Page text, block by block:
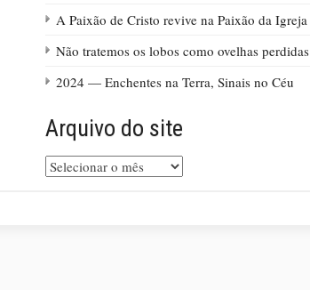
A Paixão de Cristo revive na Paixão da Igreja
Não tratemos os lobos como ovelhas perdidas
2024 — Enchentes na Terra, Sinais no Céu
Arquivo do site
Arquivo
do